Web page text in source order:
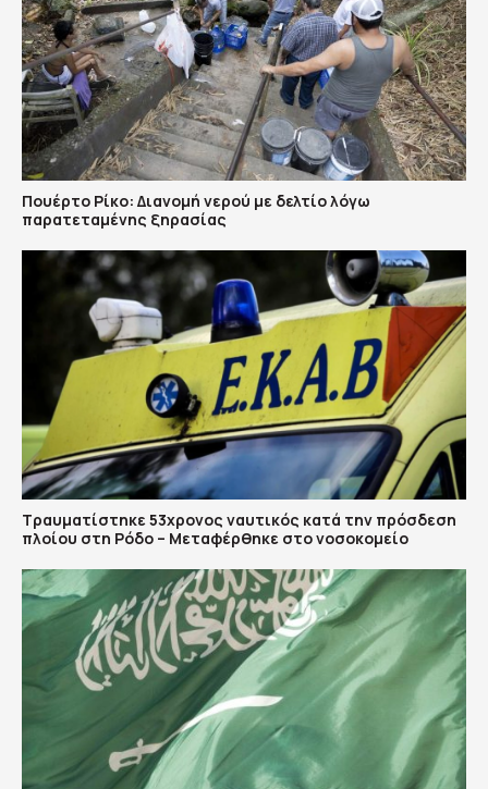
Πουέρτο Ρίκο: Διανομή νερού με δελτίο λόγω
παρατεταμένης ξηρασίας
Τραυματίστηκε 53χρονος ναυτικός κατά την πρόσδεση
πλοίου στη Ρόδο – Μεταφέρθηκε στο νοσοκομείο